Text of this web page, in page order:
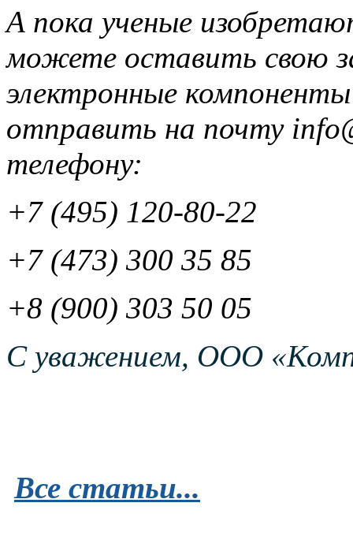
А пока ученые
можете оставить свою
электронные
отправить на почту
телефону:
+7 (495) 120-80-22
+7 (473) 300 35 85
+8 (900) 303 50 05
С уважением, ООО
Все статьи...